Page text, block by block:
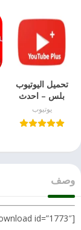
تحميل اليوتيوب
بلس – احدث
اصدار
يوتيوب
وصف
[download id=”1773″]